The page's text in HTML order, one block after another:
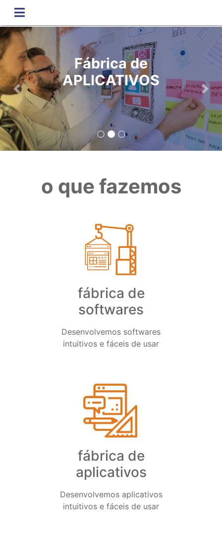
Fábrica de
APLICATIVOS
Previous Next
o que fazemos
fábrica de
softwares
Desenvolvemos softwares
intuitivos e fáceis de usar
fábrica de
aplicativos
Desenvolvemos aplicativos
intuitivos e fáceis de usar